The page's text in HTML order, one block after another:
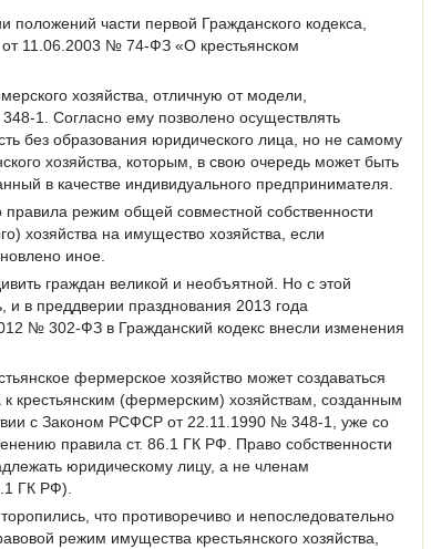
положений части первой Гражданского кодекса,
11.06.2003 № 74-ФЗ «О крестьянском
хозяйства, отличную от модели,
1. Согласно ему позволено осуществлять
без образования юридического лица, но не самому
хозяйства, которым, в свою очередь может быть
в качестве индивидуального предпринимателя.
правила режим общей совместной собственности
хозяйства на имущество хозяйства, если
иное.
граждан великой и необъятной. Но с этой
и в преддверии празднования 2013 года
№ 302-ФЗ в Гражданский кодекс внесли изменения
фермерское хозяйство может создаваться
крестьянским (фермерским) хозяйствам, созданным
с Законом РСФСР от 22.11.1990 № 348-1, уже со
правила ст. 86.1 ГК РФ. Право собственности
юридическому лицу, а не членам
ГК РФ).
что противоречиво и непоследовательно
режим имущества крестьянского хозяйства,